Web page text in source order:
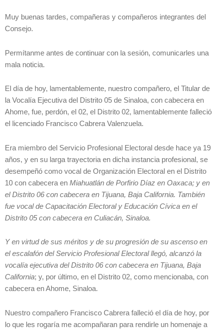
Muy buenas tardes, compañeras y compañeros integrantes del
Consejo.
Permítanme antes de continuar con la sesión, comunicarles una
mala noticia.
El día de hoy, lamentablemente, nuestro compañero, el Titular de
la Vocalía Ejecutiva del Distrito 05 de Sinaloa, con cabecera en
Ahome, fue, perdón, el 02, el Distrito 02, lamentablemente falleció
el licenciado Francisco Cabrera Valenzuela.
Era miembro del Servicio Profesional Electoral desde hace ya 19
años, y en su larga trayectoria en dicha instancia profesional, se
desempeñó como vocal de Organización Electoral en el Distrito
10 con cabecera en Miahuatlán de Porfirio Díaz en Oaxaca; y en
el Distrito 06 con cabecera en Tijuana, Baja California. También
fue vocal de Capacitación Electoral y Educación Cívica en el
Distrito 05 con cabecera en Culiacán, Sinaloa.
Y en virtud de sus méritos y de su progresión de su ascenso en
el escalafón del Servicio Profesional Electoral llegó, alcanzó la
vocalía ejecutiva del Distrito 06 con cabecera en Tijuana, Baja
California; y, por último, en el Distrito 02, como mencionaba, con
cabecera en Ahome, Sinaloa.
Nuestro compañero Francisco Cabrera falleció el día de hoy, por
lo que les rogaría me acompañaran para rendirle un homenaje a